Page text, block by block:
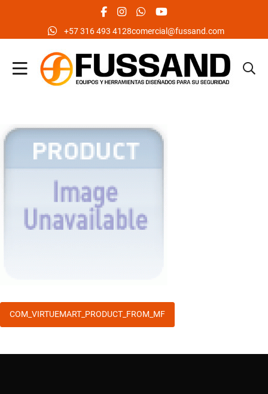
facebook social link
instagram social link
whatsapp social link
youtube social link
‪+57 316 493 4128‬comercial@fussand.com
COM_VIRTUEMART_PRODUCT_FROM_MF